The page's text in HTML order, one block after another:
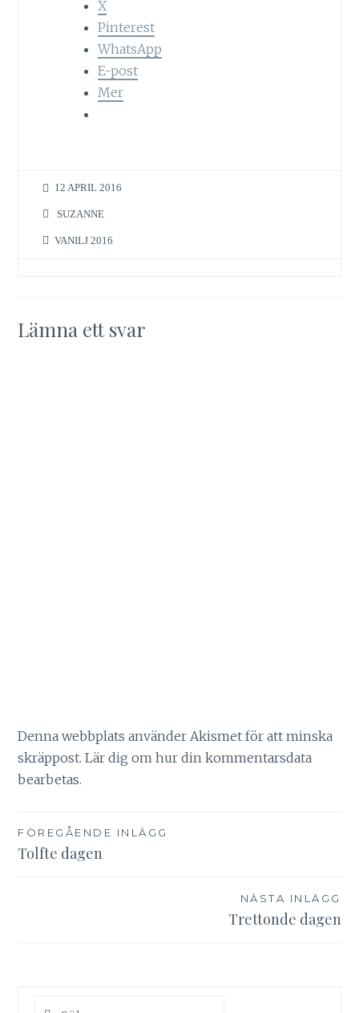
X
Pinterest
WhatsApp
E-post
Mer
12 APRIL 2016
SUZANNE
VANILJ 2016
Lämna ett svar
Denna webbplats använder Akismet för att minska
skräppost.Lär dig om hur din kommentarsdata
bearbetas.
Inläggsnavigering
FÖREGÅENDE INLÄGG
Tolfte dagen
NÄSTA INLÄGG
Trettonde dagen